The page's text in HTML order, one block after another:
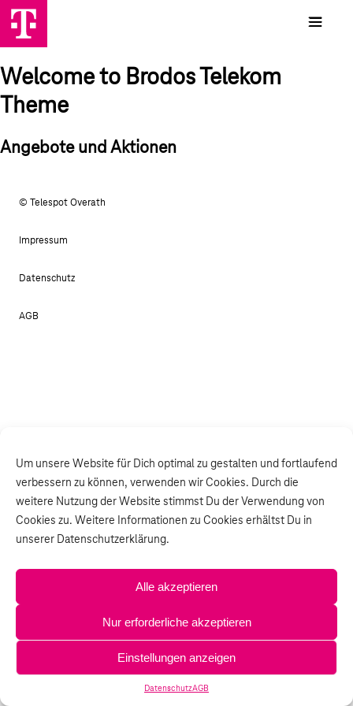
Um unsere Website für Dich optimal zu gestalten und fortlaufend
verbessern zu können, verwenden wir Cookies. Durch die
weitere Nutzung der Website stimmst Du der Verwendung von
Cookies zu. Weitere Informationen zu Cookies erhältst Du in
unserer Datenschutzerklärung.
Alle akzeptieren
Nur erforderliche akzeptieren
Einstellungen anzeigen
DatenschutzAGB
Welcome to Brodos Telekom
Theme
Angebote und Aktionen
© Telespot Overath
Impressum
Datenschutz
AGB